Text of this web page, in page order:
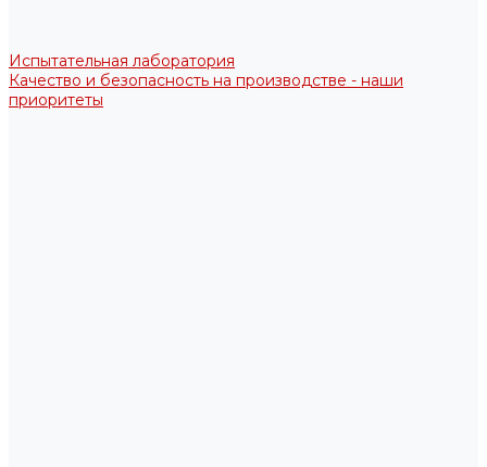
Испытательная лаборатория
Качество и безопасность на производстве - наши
приоритеты